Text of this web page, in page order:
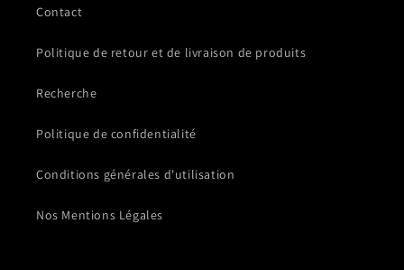
Contact
Politique de retour et de livraison de produits
Recherche
Politique de confidentialité
Conditions générales d'utilisation
Nos Mentions Légales